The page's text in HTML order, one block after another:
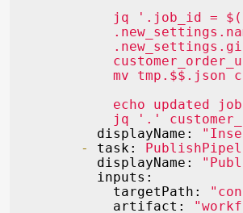
jq
'.job_id =
mv
tmp.$$.json
echo
updated job
jq
'.'
displayName:
-
task:
displayName:
inputs:
targetPath:
artifact: